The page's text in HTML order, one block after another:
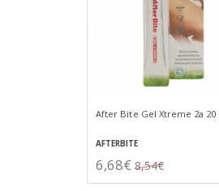
After Bite Gel Xtreme 2a 20
AFTERBITE
6,68€ 8,54€